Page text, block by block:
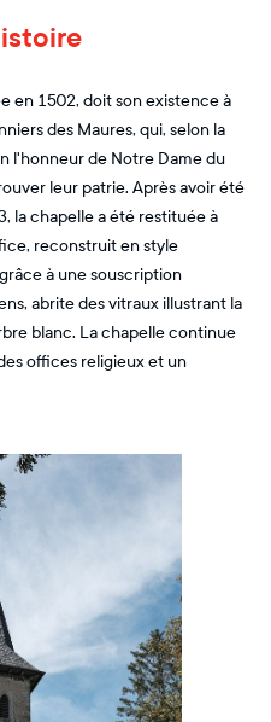
en 1502, doit son existence à
des Maures, qui, selon la
l'honneur de Notre Dame du
leur patrie. Après avoir été
la chapelle a été restituée à
reconstruit en style
à une souscription
abrite des vitraux illustrant la
blanc. La chapelle continue
offices religieux et un